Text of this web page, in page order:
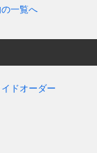
一覧へ
ドオーダー